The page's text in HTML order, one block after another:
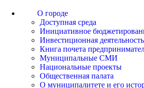
О городе
Доступная среда
Инициативное
Инвестиционная деятельность
Книга почета
Муниципальные СМИ
Национальные проекты
Общественная палата
О муниципалитете и его